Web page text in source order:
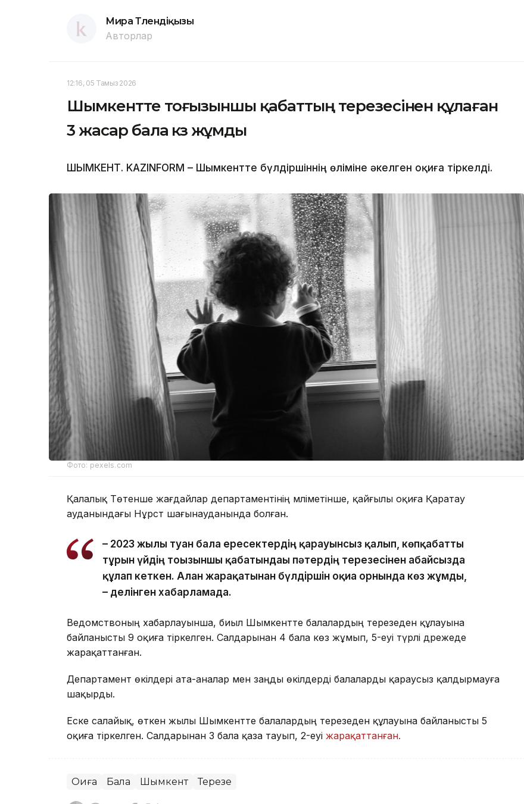
Мира Төлендіқызы
Авторлар
12:16, 05 Тамыз 2026
Шымкентте тоғызыншы қабаттың терезесінен құлаған
3 жасар бала көз жұмды
ШЫМКЕНТ. KAZINFORM – Шымкентте бүлдіршіннің өліміне әкелген оқиға тіркелді.
Фото: pexels.com
Қалалық Төтенше жағдайлар департаментінің мәліметінше, қайғылы оқиға Қаратау
ауданындағы Нұрсәт шағынауданында болған.
– 2023 жылы туған бала ересектердің қарауынсыз қалып, көпқабатты
тұрғын үйдің тоғызыншы қабатындағы пәтердің терезесінен абайсызда
құлап кеткен. Алған жарақатынан бүлдіршін оқиға орнында көз жұмды,
– делінген хабарламада.
Ведомствоның хабарлауынша, биыл Шымкентте балалардың терезеден құлауына
байланысты 9 оқиға тіркелген. Салдарынан 4 бала көз жұмып, 5-еуі түрлі дәрежеде
жарақаттанған.
Департамент өкілдері ата-аналар мен заңды өкілдерді балаларды қараусыз қалдырмауға
шақырды.
Еске салайық, өткен жылы Шымкентте балалардың терезеден құлауына байланысты 5
оқиға тіркелген. Салдарынан 3 бала қаза тауып, 2-еуі жарақаттанған.
Оқиға Бала Шымкент Терезе